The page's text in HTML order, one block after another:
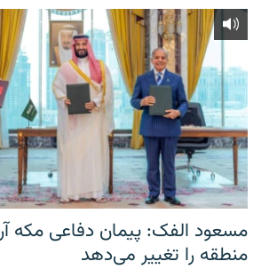
مسعود الفک: پیمان دفاعی مکه
منطقه را تغییر می‌دهد